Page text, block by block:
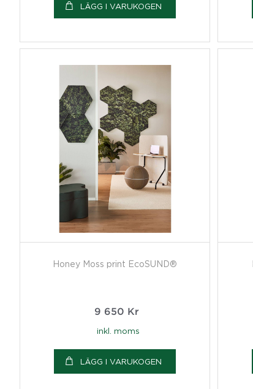
LÄGG I VARUKOGEN
Honey Moss print EcoSUND®
9 650 Kr
inkl. moms
LÄGG I VARUKOGEN